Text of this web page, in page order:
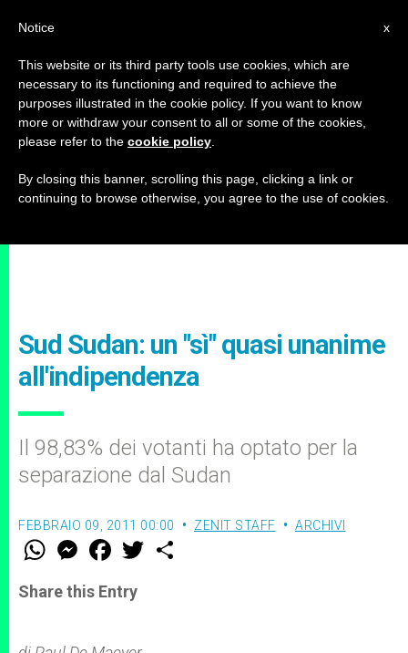
Sud Sudan: un "sì" quasi unanime
all'indipendenza
Il 98,83% dei votanti ha optato per la
separazione dal Sudan
FEBBRAIO 09, 2011 00:00 ZENIT STAFF ARCHIVI
W
t
s
M
e
s
e
F
a
e
b
w
Share this Entry
x
Notice
This website or its third party tools use cookies, which are
necessary to its functioning and required to achieve the
purposes illustrated in the cookie policy. If you want to know
more or withdraw your consent to all or some of the cookies,
please refer to the cookie policy
By closing this banner, scrolling this page, clicking a link or
continuing to browse otherwise, you agree to the use of cookies.